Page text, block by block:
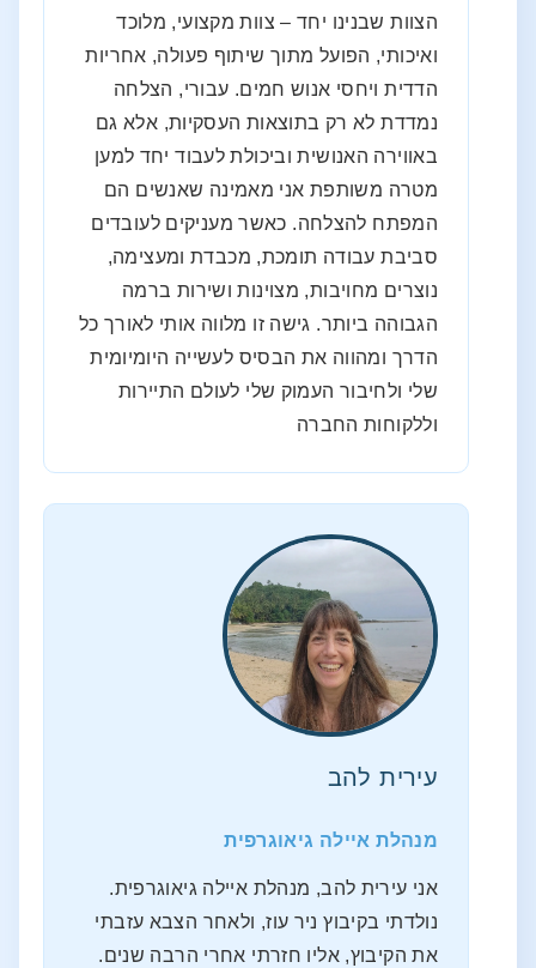
הצוות שבנינו יחד – צוות מקצועי, מלוכד
ואיכותי, הפועל מתוך שיתוף פעולה, אחריות
הדדית ויחסי אנוש חמים. עבורי, הצלחה
נמדדת לא רק בתוצאות העסקיות, אלא גם
באווירה האנושית וביכולת לעבוד יחד למען
מטרה משותפת אני מאמינה שאנשים הם
המפתח להצלחה. כאשר מעניקים לעובדים
סביבת עבודה תומכת, מכבדת ומעצימה,
נוצרים מחויבות, מצוינות ושירות ברמה
הגבוהה ביותר. גישה זו מלווה אותי לאורך כל
הדרך ומהווה את הבסיס לעשייה היומיומית
שלי ולחיבור העמוק שלי לעולם התיירות
וללקוחות החברה
עירית להב
מנהלת איילה גיאוגרפית
אני עירית להב, מנהלת איילה גיאוגרפית.
נולדתי בקיבוץ ניר עוז, ולאחר הצבא עזבתי
את הקיבוץ, אליו חזרתי אחרי הרבה שנים.